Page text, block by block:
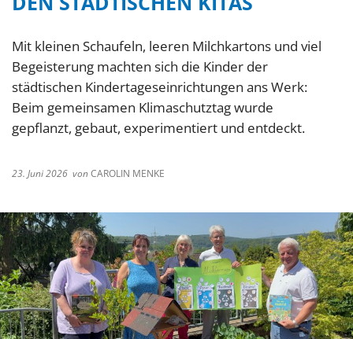
Mit kleinen Schaufeln, leeren Milchkartons und viel
Begeisterung machten sich die Kinder der
städtischen Kindertageseinrichtungen ans Werk:
Beim gemeinsamen Klimaschutztag wurde
gepflanzt, gebaut, experimentiert und entdeckt.
23. Juni 2026 vonCAROLIN MENKE